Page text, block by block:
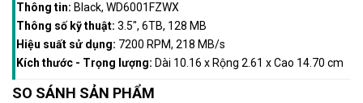
Thông tin: Black, WD6001FZWX
Thông số kỹ thuật: 3.5", 6TB, 128 MB
Hiệu suất sử dụng: 7200 RPM, 218 MB/s
Kích thước - Trọng lượng: Dài 10.16 x Rộng 2.61 x Cao 14.70 cm
SO SÁNH SẢN PHẨM